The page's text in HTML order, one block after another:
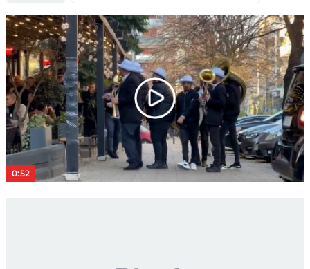
Play
Video
0:52